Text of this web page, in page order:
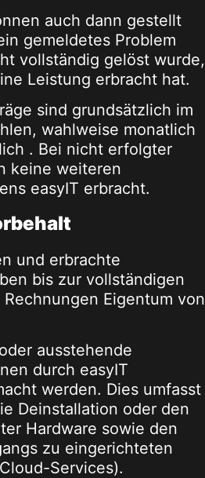
auch dann gestellt
gemeldetes Problem
vollständig gelöst wurde,
Leistung erbracht hat.
sind grundsätzlich im
wahlweise monatlich
. Bei nicht erfolgter
keine weiteren
easyIT erbracht.
und erbrachte
bis zur vollständigen
Eigentum von
ausstehende
durch easyIT
werden. Dies umfasst
Deinstallation oder den
Hardware sowie den
zu eingerichteten
Services).